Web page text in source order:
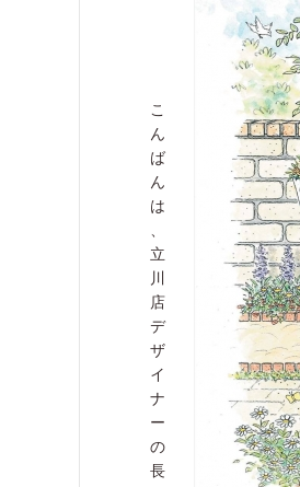
こ
ん
ば
ん
は
立
川
店
デ
ザ
イ
ナ
ー
の
長